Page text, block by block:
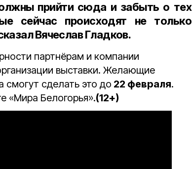
прийти сюда и забыть о тех
сейчас происходят не только
Вячеслав Гладков.
партнёрам и компании
выставки. Желающие
смогут сделать это до 22 февраля.
«Мира Белогорья».(12+)